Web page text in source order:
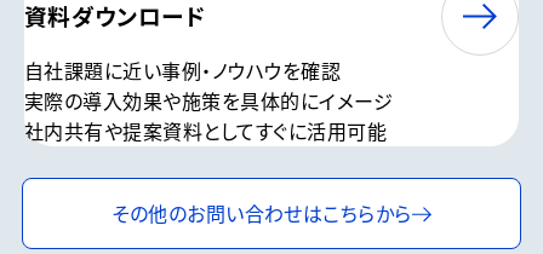
資料ダウンロード
自社課題に近い事例・ノウハウを確認
実際の導入効果や施策を具体的にイメージ
社内共有や提案資料としてすぐに活用可能
その他のお問い合わせはこちらから